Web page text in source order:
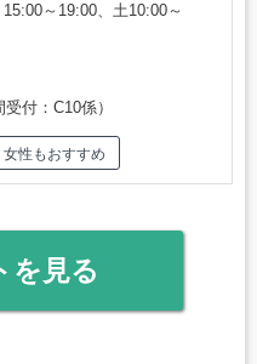
～19:00、土10:00～
付：C10係）
女性もおすすめ
を見る